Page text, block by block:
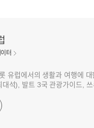
터
유럽에서의 생활과 여행에
석), 발트 3국 관광가이드, 쓰